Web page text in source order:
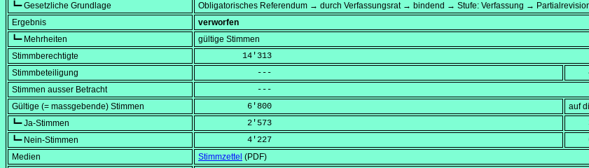
┗━ Gesetzliche Grundlage
Obligatorisches Referendum → durch Verfassungsrat → bindend → Stufe: Verfassung →
Ergebnis
verworfen
┗━ Mehrheiten
gültige Stimmen
Stimmberechtigte
         14'313
Stimmbeteiligung
            ---
Stimmen ausser Betracht
            ---
Gültige (= massgebende) Stimmen
          6'800
auf
┗━ Ja-Stimmen
          2'573
┗━ Nein-Stimmen
          4'227
Medien
Stimmzettel (PDF)